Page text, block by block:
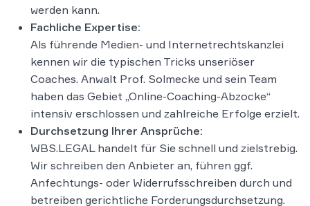
werden kann​.
Fachliche Expertise:
Als führende Medien- und Internetrechtskanzlei
kennen wir die typischen Tricks unseriöser
Coaches. Anwalt Prof. Solmecke und sein Team
haben das Gebiet „Online-Coaching-Abzocke“
intensiv erschlossen und zahlreiche Erfolge erzielt.
Durchsetzung Ihrer Ansprüche:
WBS.LEGAL handelt für Sie schnell und zielstrebig.
Wir schreiben den Anbieter an, führen ggf.
Anfechtungs- oder Widerrufsschreiben durch und
betreiben gerichtliche Forderungsdurchsetzung.